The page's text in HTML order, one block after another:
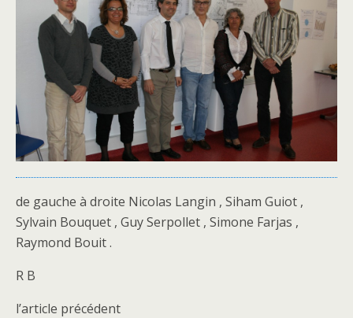
de gauche à droite Nicolas Langin , Siham Guiot ,
Sylvain Bouquet , Guy Serpollet , Simone Farjas ,
Raymond Bouit .
R B
l’article précédent